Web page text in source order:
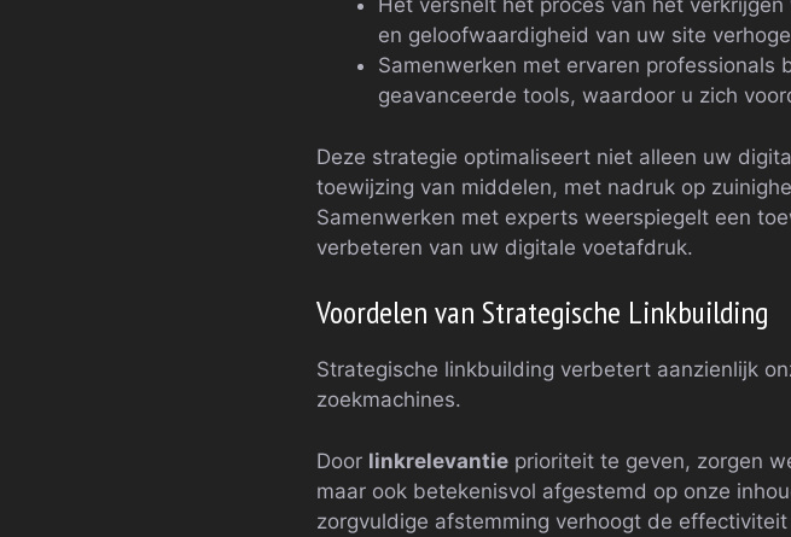
Het versnelt het proces van het
en geloofwaardigheid van uw site
Samenwerken met ervaren
geavanceerde tools, waardoor u zich
Deze strategie optimaliseert niet alleen uw
toewijzing van middelen, met nadruk op
Samenwerken met experts weerspiegelt een
verbeteren van uw digitale voetafdruk.
Voordelen van Strategische Linkbuilding
Strategische linkbuilding verbetert aanzienlijk
zoekmachines.
Door linkrelevantie prioriteit te geven, zorgen
maar ook betekenisvol afgestemd op onze
zorgvuldige afstemming verhoogt de